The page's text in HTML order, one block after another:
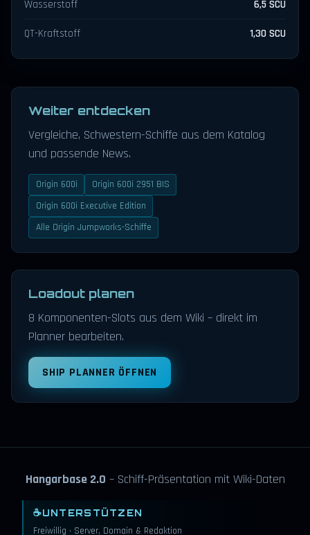
Wasserstoff 6,5 SCU
QT-Kraftstoff 1,30 SCU
Weiter entdecken
Vergleiche, Schwestern-Schiffe aus dem Katalog
und passende News.
Origin 600i
Origin 600i 2951 BIS
Origin 600i Executive Edition
Alle Origin Jumpworks-Schiffe
Loadout planen
8 Komponenten-Slots aus dem Wiki – direkt im
Planner bearbeiten.
SHIP PLANNER ÖFFNEN
Hangarbase 2.0 – Schiff-Präsentation mit Wiki-Daten
☕UNTERSTÜTZEN
Freiwillig · Server, Domain & Redaktion